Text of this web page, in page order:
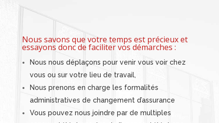
Nous savons que votre temps est précieux et
essayons donc de faciliter vos démarches :
Nous nous déplaçons pour venir vous voir chez
vous ou sur votre lieu de travail,
Nous prenons en charge les formalités
administratives de changement d’assurance
Vous pouvez nous joindre par de multiples